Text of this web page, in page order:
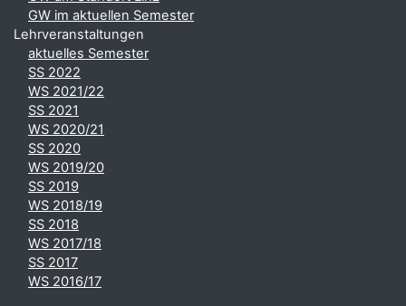
GW im aktuellen Semester
Lehrveranstaltungen
aktuelles Semester
SS 2022
WS 2021/22
SS 2021
WS 2020/21
SS 2020
WS 2019/20
SS 2019
WS 2018/19
SS 2018
WS 2017/18
SS 2017
WS 2016/17